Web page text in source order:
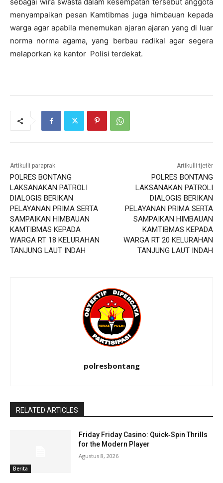
menyampaikan pesan Kamtibmas juga himbauan kepada
warga agar apabila menemukan ajaran ajaran yang di luar
norma norma agama, yang berbau radikal agar segera
melaporkan ke kantor Polisi terdekat.
Artikulli paraprak
POLRES BONTANG
LAKSANAKAN PATROLI
DIALOGIS BERIKAN
PELAYANAN PRIMA SERTA
SAMPAIKAN HIMBAUAN
KAMTIBMAS KEPADA
WARGA RT 18 KELURAHAN
TANJUNG LAUT INDAH
Artikulli tjetër
POLRES BONTANG
LAKSANAKAN PATROLI
DIALOGIS BERIKAN
PELAYANAN PRIMA SERTA
SAMPAIKAN HIMBAUAN
KAMTIBMAS KEPADA
WARGA RT 20 KELURAHAN
TANJUNG LAUT INDAH
polresbontang
RELATED ARTICLES
Berita
Friday Friday Casino: Quick‑Spin Thrills
for the Modern Player
Agustus 8, 2026